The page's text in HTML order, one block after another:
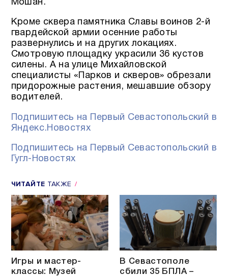
Мошан.
Кроме сквера памятника Славы воинов 2-й
гвардейской армии осенние работы
развернулись и на других локациях.
Смотровую площадку украсили 36 кустов
силены. А на улице Михайловской
специалисты «Парков и скверов» обрезали
придорожные растения, мешавшие обзору
водителей.
Подпишитесь на Первый Севастопольский в
Яндекс.Новостях
Подпишитесь на Первый Севастопольский в
Гугл-Новостях
ЧИТАЙТЕ ТАКЖЕ
Игры и мастер-
классы: Музей
В Севастополе
сбили 35 БПЛА –